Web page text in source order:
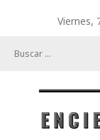
Viernes,